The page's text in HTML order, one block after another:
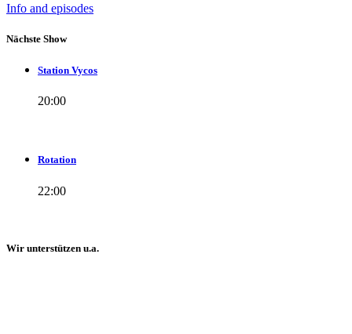
Info and episodes
Nächste Show
Station Vycos
20:00
Rotation
22:00
Wir unterstützen u.a.